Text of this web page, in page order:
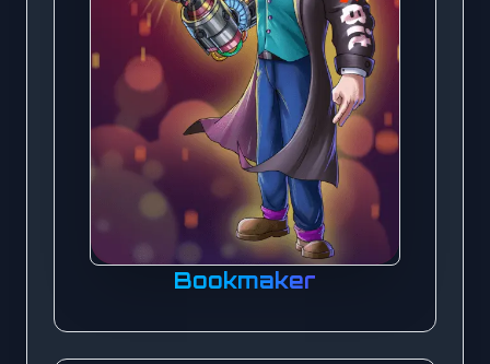
Bookmaker